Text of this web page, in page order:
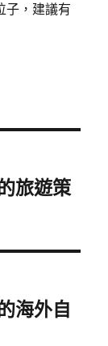
子，建議有
旅遊策
海外自